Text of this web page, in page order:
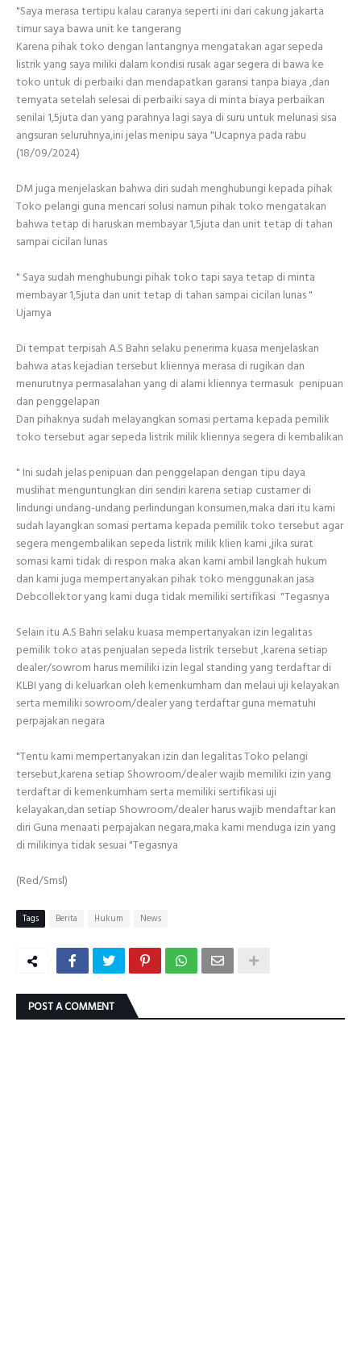
"Saya merasa tertipu kalau caranya seperti ini dari cakung jakarta
timur saya bawa unit ke tangerang
Karena pihak toko dengan lantangnya mengatakan agar sepeda
listrik yang saya miliki dalam kondisi rusak agar segera di bawa ke
toko untuk di perbaiki dan mendapatkan garansi tanpa biaya ,dan
ternyata setelah selesai di perbaiki saya di minta biaya perbaikan
senilai 1,5juta dan yang parahnya lagi saya di suru untuk melunasi sisa
angsuran seluruhnya,ini jelas menipu saya "Ucapnya pada rabu
(18/09/2024)
DM juga menjelaskan bahwa diri sudah menghubungi kepada pihak
Toko pelangi guna mencari solusi namun pihak toko mengatakan
bahwa tetap di haruskan membayar 1,5juta dan unit tetap di tahan
sampai cicilan lunas
" Saya sudah menghubungi pihak toko tapi saya tetap di minta
membayar 1,5juta dan unit tetap di tahan sampai cicilan lunas "
Ujarnya
Di tempat terpisah A.S Bahri selaku penerima kuasa menjelaskan
bahwa atas kejadian tersebut kliennya merasa di rugikan dan
menurutnya permasalahan yang di alami kliennya termasuk penipuan
dan penggelapan
Dan pihaknya sudah melayangkan somasi pertama kepada pemilik
toko tersebut agar sepeda listrik milik kliennya segera di kembalikan
" Ini sudah jelas penipuan dan penggelapan dengan tipu daya
muslihat menguntungkan diri sendiri karena setiap custamer di
lindungi undang-undang perlindungan konsumen,maka dari itu kami
sudah layangkan somasi pertama kepada pemilik toko tersebut agar
segera mengembalikan sepeda listrik milik klien kami ,jika surat
somasi kami tidak di respon maka akan kami ambil langkah hukum
dan kami juga mempertanyakan pihak toko menggunakan jasa
Debcollektor yang kami duga tidak memiliki sertifikasi "Tegasnya
Selain itu A.S Bahri selaku kuasa mempertanyakan izin legalitas
pemilik toko atas penjualan sepeda listrik tersebut ,karena setiap
dealer/sowrom harus memiliki izin legal standing yang terdaftar di
KLBI yang di keluarkan oleh kemenkumham dan melaui uji kelayakan
serta memiliki sowroom/dealer yang terdaftar guna mematuhi
perpajakan negara
"Tentu kami mempertanyakan izin dan legalitas Toko pelangi
tersebut,karena setiap Showroom/dealer wajib memiliki izin yang
terdaftar di kemenkumham serta memiliki sertifikasi uji
kelayakan,dan setiap Showroom/dealer harus wajib mendaftar kan
diri Guna menaati perpajakan negara,maka kami menduga izin yang
di milikinya tidak sesuai "Tegasnya
(Red/Smsl)
Tags Berita Hukum News
POST A COMMENT